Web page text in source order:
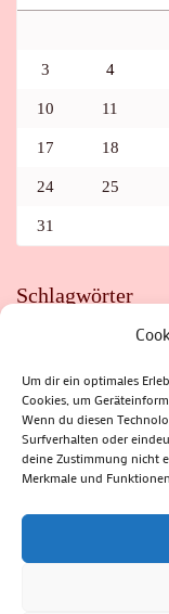
Um dir ein optimales
Cookies, um
Wenn du diesen
Surfverhalten oder
deine Zustimmung nicht
Merkmale und
3 4
10 11
17 18
24 25
31
Schlagwörter
FAHRRAD
HITZEFALLE AUTO
KINDER
KIRMES
KRIMI
KULTUR
PARASITEN
PILZE
SOMMERFERIEN
STADTMARKETING
SUHLER FRÜHLING
ZELLA-MEHLIS